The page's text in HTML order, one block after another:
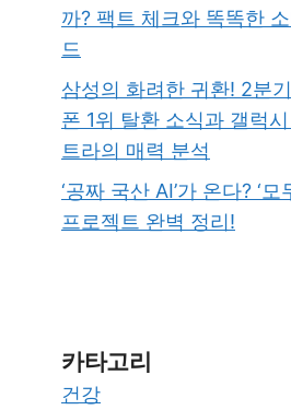
까? 팩트 체크와 똑똑한
드
삼성의 화려한 귀환! 2분
폰 1위 탈환 소식과 갤럭
트라의 매력 분석
‘공짜 국산 AI’가 온다? ‘모
프로젝트 완벽 정리!
카타고리
건강